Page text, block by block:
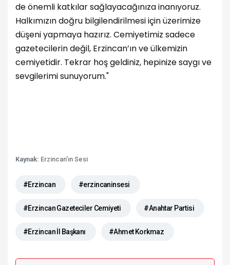
de önemli katkılar sağlayacağınıza inanıyoruz.
Halkımızın doğru bilgilendirilmesi için üzerimize
düşeni yapmaya hazırız. Cemiyetimiz sadece
gazetecilerin değil, Erzincan’ın ve ülkemizin
cemiyetidir. Tekrar hoş geldiniz, hepinize saygı ve
sevgilerimi sunuyorum."
Kaynak: Erzincan'ın Sesi
#Erzincan #erzincaninsesi
#Erzincan Gazeteciler Cemiyeti #Anahtar Partisi
#Erzincan İl Başkanı #Ahmet Korkmaz